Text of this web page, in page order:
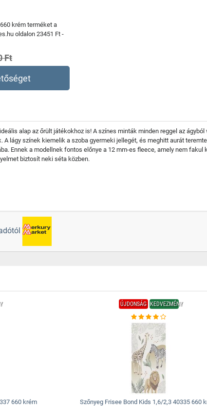
krém terméket a
oldalon 23451 Ft -
Ft
alap az őrült játékokhoz is! A színes minták minden reggel az ágyból
lágy színek kiemelik a szoba gyermeki jellegét, és meghitt aurát
Ennek a modellnek fontos előnye a 12 mm-es fleece, amely nem fakul
biztosít neki séta közben.
660 krém
ÚJDONSÁG KEDVEZMÉNY
Szőnyeg Frisee Bond Kids 1,6/2,3 40335 660